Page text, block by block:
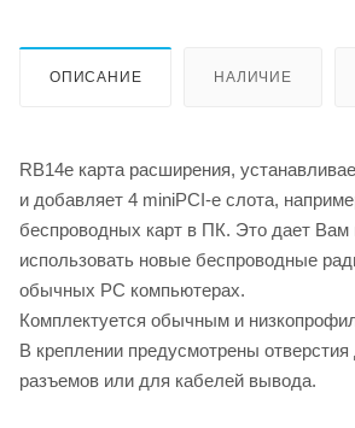
ОПИСАНИЕ НАЛИЧИЕ
RB14e карта расширения,
и добавляет 4 miniPCI-e слота,
беспроводных карт в ПК. Это дает Вам
использовать новые беспроводные
обычных PC компьютерах.
Комплектуется обычным и
В креплении предусмотрены
разъемов или для кабелей вывода.